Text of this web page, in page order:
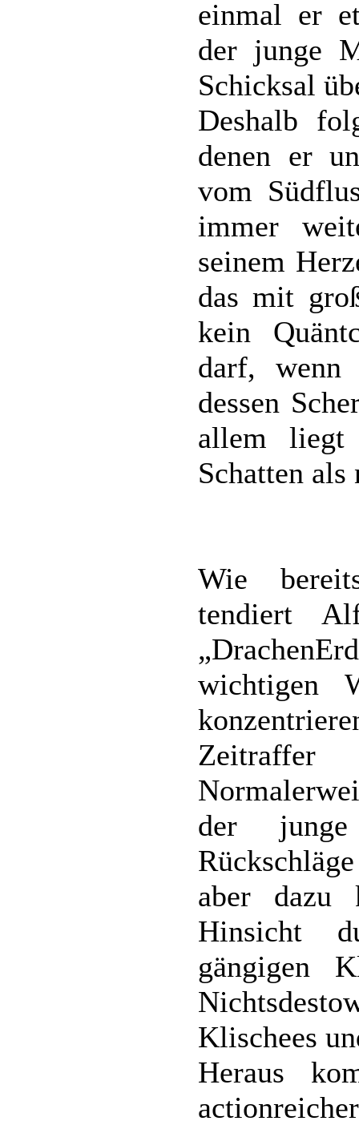
einmal er
der junge
Schicksal
Deshalb
denen er
vom
immer
seinem
das mit
kein
darf, wenn
dessen
allem liegt
Schatten
Wie
tendiert
wichtigen
der
aber dazu
Hinsicht
gängigen
Klischees
Heraus